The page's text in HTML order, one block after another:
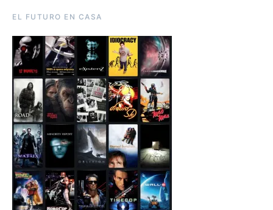
EL FUTURO EN CASA